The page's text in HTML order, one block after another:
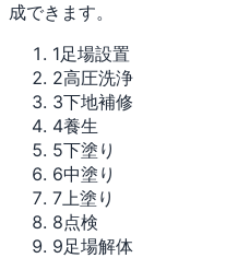
成できます。
1足場設置
2高圧洗浄
3下地補修
4養生
5下塗り
6中塗り
7 上塗り
8点検
9足場解体